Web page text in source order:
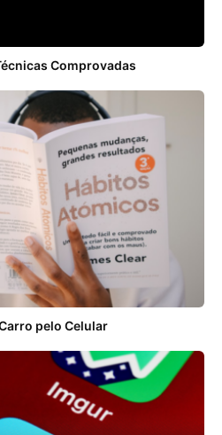
Comprovadas
pelo Celular